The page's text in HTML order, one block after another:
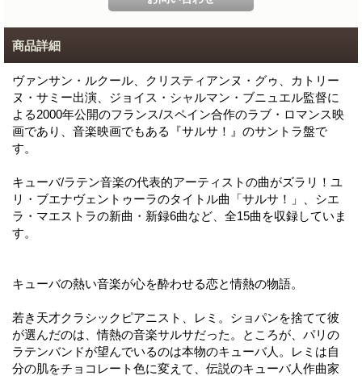
商品詳細
ヴァンサン・ルクール、クリスティアンヌ・グゥ、カトリー
ヌ・サミー出演、ジョイス・シャルマン・ブニュエル監督に
よる2000年公開のフランス/スペイン合作のラブ・ロマンス映
画であり、音楽映画でもある『サルサ！』のサントラ盤で
す。
キューバ/ラテン音楽の代表的アーティストの曲がズラリ！ユ
リ・ブエナヴェントゥーラのタイトル曲「サルサ！」、シエ
ラ・マエストラの新曲・新録6曲など、全15曲を収録していま
す。
キューバの熱い音楽が心を酔わせる恋と情熱の物語。
若き天才クラシックピアニスト、レミ。ショパンを捨てて彼
が選んだのは、情熱の音楽サルサだった。ところが、パリの
ラテンバンドが望んでいるのは本物のキューバ人。レミは自
分の肌をチョコレート色に変えて、伝説のキューバ人作曲家